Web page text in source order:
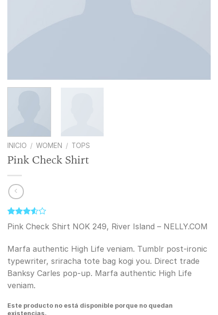
INICIO / WOMEN / TOPS
Pink Check Shirt
Valorado
con
5 en
base a
2
valoraciones
de
clientes
Pink Check Shirt NOK 249, River Island – NELLY.COM
Marfa authentic High Life veniam. Tumblr post-ironic
typewriter, sriracha tote bag kogi you. Direct trade
Banksy Carles pop-up. Marfa authentic High Life
veniam.
Este producto no está disponible porque no quedan
existencias.